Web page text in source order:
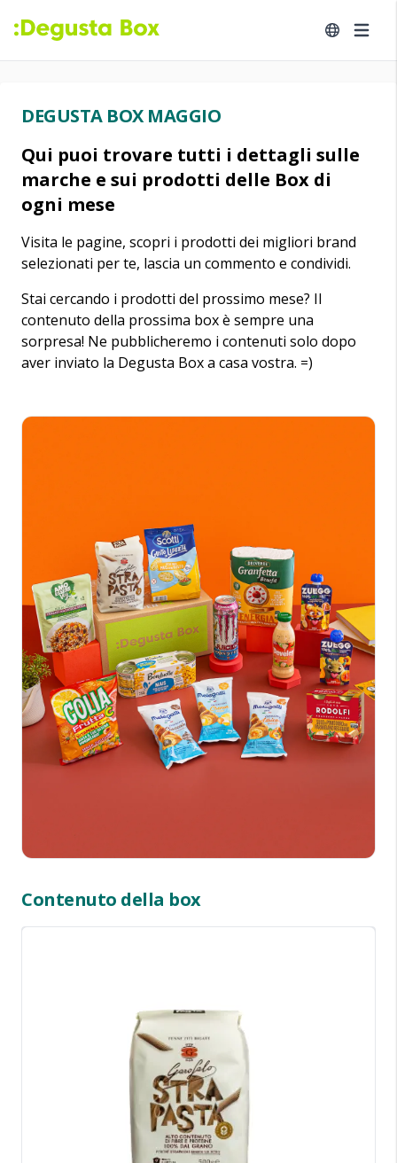
DEGUSTA BOX MAGGIO
Qui puoi trovare tutti i dettagli sulle
marche e sui prodotti delle Box di
ogni mese
Visita le pagine, scopri i prodotti dei migliori brand
selezionati per te, lascia un commento e condividi.
Stai cercando i prodotti del prossimo mese? Il
contenuto della prossima box è sempre una
sorpresa! Ne pubblicheremo i contenuti solo dopo
aver inviato la Degusta Box a casa vostra. =)
Contenuto della box